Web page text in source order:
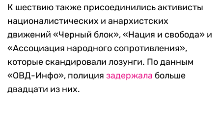
К шествию также присоединились активисты
националистических и анархистских
движений «Черный блок», «Нация и свобода» и
«Ассоциация народного сопротивления»,
которые скандировали лозунги. По данным
«ОВД-Инфо», полиция задержала больше
двадцати из них.